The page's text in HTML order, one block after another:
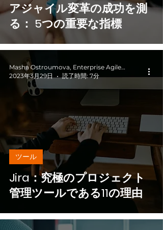
アジャイル変革の成功を測
る： 5つの重要な指標
Jira：究極のプロジェクト
管理ツールである11の理由
ツール
Masha Ostroumova, Enterprise Agile Coach
2023年3月29日
読了時間: 7分